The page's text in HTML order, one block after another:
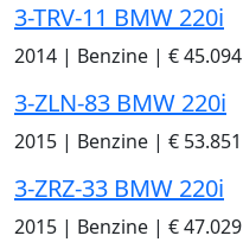
3-TRV-11 BMW 220i
2014 | Benzine | € 45.094
3-ZLN-83 BMW 220i
2015 | Benzine | € 53.851
3-ZRZ-33 BMW 220i
2015 | Benzine | € 47.029